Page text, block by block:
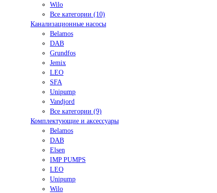
Wilo
Все категории (10)
Канализационные насосы
Belamos
DAB
Grundfos
Jemix
LEO
SFA
Unipump
Vandjord
Все категории (9)
Комплектующие и аксессуары
Belamos
DAB
Elsen
IMP PUMPS
LEO
Unipump
Wilo